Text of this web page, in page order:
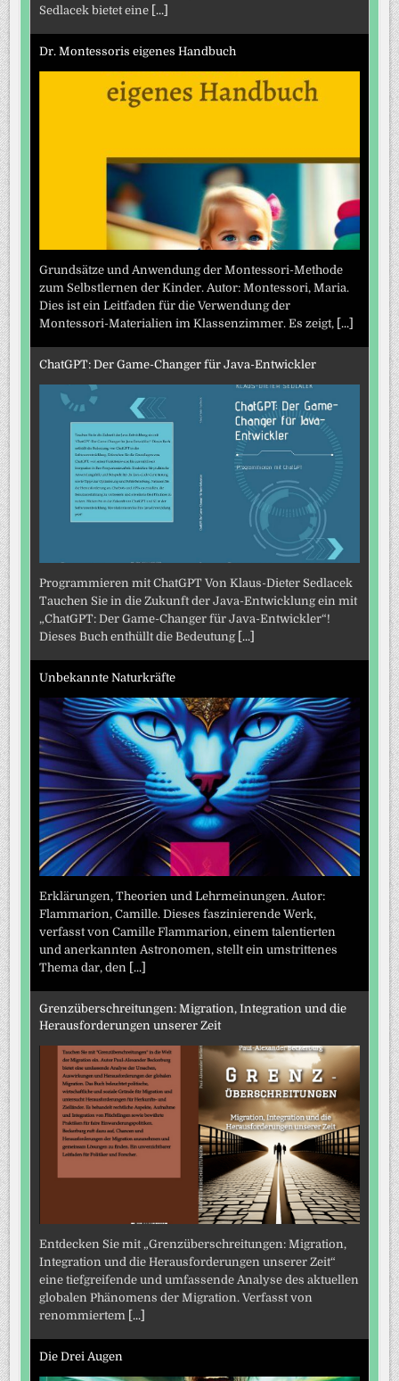
Sedlacek bietet eine [...]
Dr. Montessoris eigenes Handbuch
Grundsätze und Anwendung der Montessori-Methode
zum Selbstlernen der Kinder. Autor: Montessori, Maria.
Dies ist ein Leitfaden für die Verwendung der
Montessori-Materialien im Klassenzimmer. Es zeigt,
[...]
ChatGPT: Der Game-Changer für Java-Entwickler
Programmieren mit ChatGPT Von Klaus-Dieter Sedlacek
Tauchen Sie in die Zukunft der Java-Entwicklung ein mit
„ChatGPT: Der Game-Changer für Java-Entwickler“!
Dieses Buch enthüllt die Bedeutung [...]
Unbekannte Naturkräfte
Erklärungen, Theorien und Lehrmeinungen. Autor:
Flammarion, Camille. Dieses faszinierende Werk,
verfasst von Camille Flammarion, einem talentierten
und anerkannten Astronomen, stellt ein umstrittenes
Thema dar, den
[...]
Grenzüberschreitungen: Migration, Integration und die
Herausforderungen unserer Zeit
Entdecken Sie mit „Grenzüberschreitungen: Migration,
Integration und die Herausforderungen unserer Zeit“
eine tiefgreifende und umfassende Analyse des aktuellen
globalen Phänomens der Migration. Verfasst von
renommiertem
[...]
Die Drei Augen